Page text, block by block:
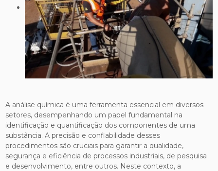
A análise química é uma ferramenta essencial em diversos
setores, desempenhando um papel fundamental na
identificação e quantificação dos componentes de uma
substância. A precisão e confiabilidade desses
procedimentos são cruciais para garantir a qualidade,
segurança e eficiência de processos industriais, de pesquisa
e desenvolvimento, entre outros. Neste contexto, a